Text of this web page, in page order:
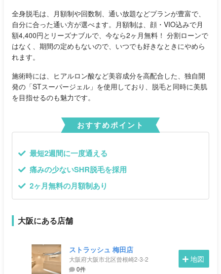
全身脱毛は、月額制や回数制、通い放題などプランが豊富で、
自分に合った通い方が選べます。月額制は、顔・VIO込みで月
額4,400円とリーズナブルで、今なら2ヶ月無料！ 分割ローンで
はなく、期間の定めもないので、いつでも好きなときにやめら
れます。
施術時には、ヒアルロン酸など美容成分を高配合した、独自開
発の「STスーパージェル」を使用しており、脱毛と同時に美肌
を目指せるのも魅力です。
おすすめポイント
最短2週間に一度通える
痛みの少ないSHR脱毛を採用
2ヶ月無料の月額制あり
大阪にある店舗
ストラッシュ 梅田店
大阪府大阪市北区曾根崎2-3-2
0件
地図